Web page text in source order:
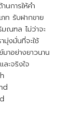
นการให้คำ
ท รับฝากขาย
ณฑล ไม่ว่าจะ
มุ่งมั่นที่จะใช้
าอย่างยาวนาน
ะจริงใจ